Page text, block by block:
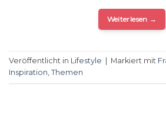
Weiterlesen →
Veröffentlicht in Lifestyle Markiert mit
Inspiration Themen